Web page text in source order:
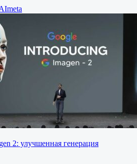
meta
2: улучшенная генерация